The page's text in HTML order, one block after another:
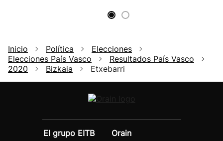
Inicio Política
Elecciones
Elecciones País Vasco
Resultados País Vasco
2020
Bizkaia Etxebarri
El grupo EITB
Orain